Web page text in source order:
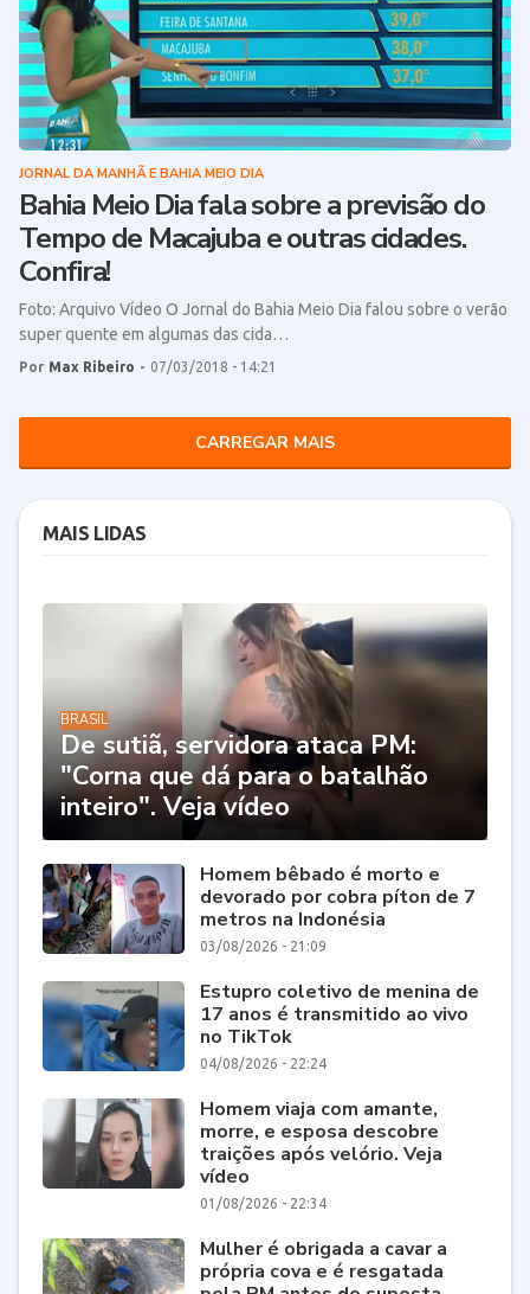
JORNAL DA MANHÃ E BAHIA MEIO DIA
Bahia Meio Dia fala sobre a previsão do
Tempo de Macajuba e outras cidades.
Confira!
Foto: Arquivo Vídeo O Jornal do Bahia Meio Dia falou sobre o verão
super quente em algumas das cida…
Por Max Ribeiro - 07/03/2018 - 14:21
CARREGAR MAIS
MAIS LIDAS
BRASIL
De sutiã, servidora ataca PM:
"Corna que dá para o batalhão
inteiro". Veja vídeo
Homem bêbado é morto e
devorado por cobra píton de 7
metros na Indonésia
03/08/2026 - 21:09
Estupro coletivo de menina de
17 anos é transmitido ao vivo
no TikTok
04/08/2026 - 22:24
Homem viaja com amante,
morre, e esposa descobre
traições após velório. Veja
vídeo
01/08/2026 - 22:34
Mulher é obrigada a cavar a
própria cova e é resgatada